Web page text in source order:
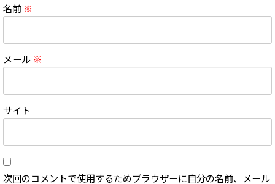
名前 ※
メール ※
サイト
次回のコメントで使用するためブラウザーに自分の名前、メール